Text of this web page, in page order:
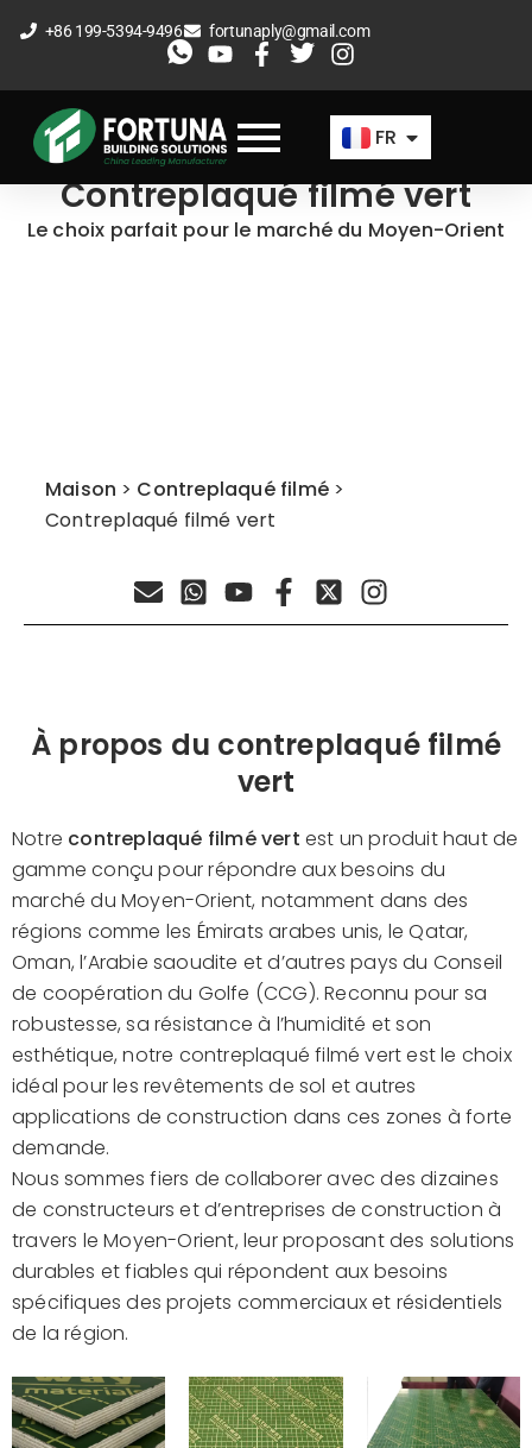
au
+86 199-5394-9496 fortunaply@gmail.com
FR
ES
AR
Contreplaqué filmé vert
Le choix parfait pour le marché du Moyen-Orient
Maison > Contreplaqué filmé >
Contreplaqué filmé vert
À propos du contreplaqué filmé
vert
Notre contreplaqué filmé vert est un produit haut de
gamme conçu pour répondre aux besoins du
marché du Moyen-Orient, notamment dans des
régions comme les Émirats arabes unis, le Qatar,
Oman, l’Arabie saoudite et d’autres pays du Conseil
de coopération du Golfe (CCG). Reconnu pour sa
robustesse, sa résistance à l’humidité et son
esthétique, notre contreplaqué filmé vert est le choix
idéal pour les revêtements de sol et autres
applications de construction dans ces zones à forte
demande.
Nous sommes fiers de collaborer avec des dizaines
de constructeurs et d’entreprises de construction à
travers le Moyen-Orient, leur proposant des solutions
durables et fiables qui répondent aux besoins
spécifiques des projets commerciaux et résidentiels
de la région.